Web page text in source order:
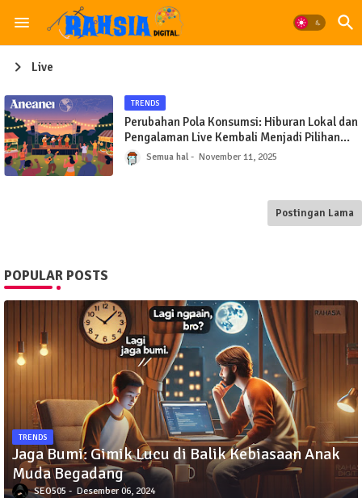
Live
TRENDS
Perubahan Pola Konsumsi: Hiburan Lokal dan
Pengalaman Live Kembali Menjadi Pilihan
Utama di Tengah Ketidakpastian Global
Semua hal November 11, 2025
Postingan Lama
POPULAR POSTS
TRENDS
Jaga Bumi: Gimik Lucu di Balik Kebiasaan Anak
Muda Begadang
SEO505 Desember 06, 2024